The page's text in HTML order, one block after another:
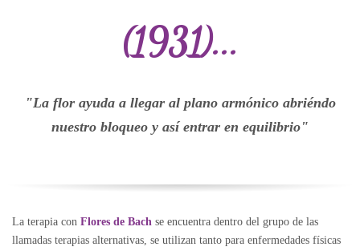
(1931)...
"La flor ayuda a llegar al plano armónico abriéndo
nuestro bloqueo y así entrar en equilibrio"
La terapia con Flores de Bach se encuentra dentro del grupo de las
llamadas terapias alternativas, se utilizan tanto para enfermedades físicas